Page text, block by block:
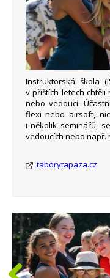
Instruktorská škola
v příštích letech
nebo vedoucí.
flexi nebo airsoft,
i několik seminářů,
vedoucích nebo např.
taborytapaza.cz